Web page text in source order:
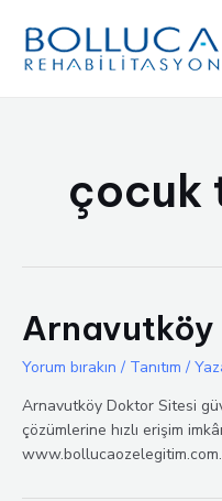
atla
çocuk
Yorum bırakın / Tanıtım /
Arnavutköy Doktor Sitesi
çözümlerine hızlı erişim